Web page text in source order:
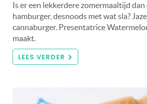
Is er een lekkerdere zomermaaltijd
hamburger, desnoods met wat sla?
cannaburger. Presentatrice
maakt.
LEES VERDER